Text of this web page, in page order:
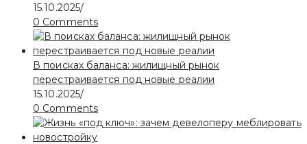
15.10.2025/
0 Comments
В поисках баланса: жилищный рынок
перестраивается под новые реалии
15.10.2025/
0 Comments